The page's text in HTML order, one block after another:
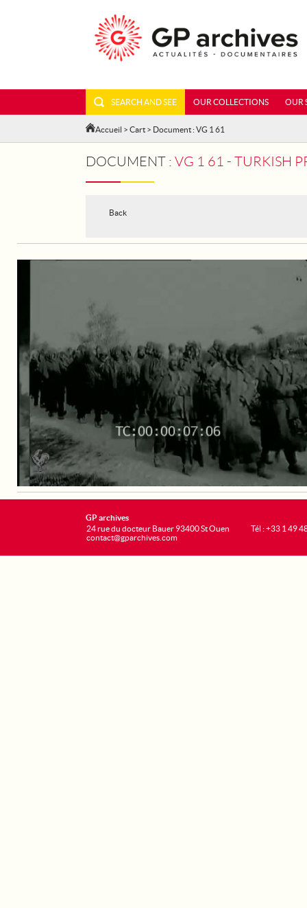
SEARCH AND SEE OUR COLLECTIONS OUR
Accueil > Cart > Document : VG 1 61
DOCUMENT : VG 1 61 - TURKISH
Back
GP archives
24 rue du docteur Bauer 93400 St Ouen
contact@gparchives.com
Tél : +33 1 49